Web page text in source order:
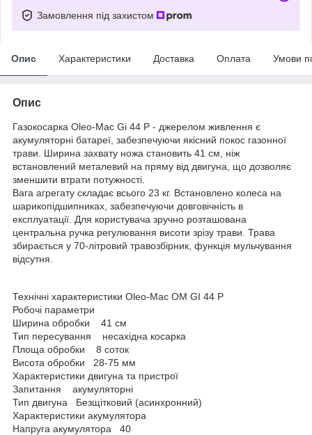
Замовлення під захистом
Опис Характеристики Доставка Оплата Умови
Опис
Газокосарка Oleo-Mac Gi 44 P - джерелом живлення є
акумуляторні батареї, забезпечуючи якісний покос газонної
трави. Ширина захвату ножа становить 41 см, ніж
встановлений металевий на пряму від двигуна, що дозволяє
зменшити втрати потужності.
Вага агрегату складає всього 23 кг. Встановлено колеса на
шарикопідшипниках, забезпечуючи довговічність в
експлуатації. Для користувача зручно розташована
центральна ручка регулювання висоти зрізу трави. Трава
збирається у 70-літровий травозбірник, функція мульчування
відсутня.
Технічні характеристики Oleo-Mac OM GI 44 P
Робочі параметри
Ширина обробки 41 см
Тип пересування несахідна косарка
Площа обробки 8 соток
Висота обробки 28-75 мм
Характеристики двигуна та пристрої
Запитання акумуляторні
Тип двигуна Безщітковий (асинхронний)
Характеристики акумулятора
Напруга акумулятора 40